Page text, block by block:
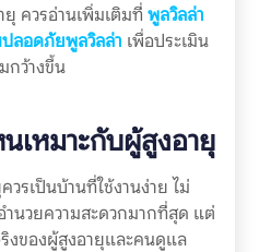
ควรอ่านเพิ่มเติมที่ พูลวิลล่า
ปลอดภัยพูลวิลล่า เพื่อประเมิน
กว้างขึ้น
เหมาะกับผู้สูงอายุ
รเป็นบ้านที่ใช้งานง่าย ไม่
นวยความสะดวกมากที่สุด แต่
งของผู้สูงอายุและคนดูแล